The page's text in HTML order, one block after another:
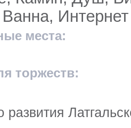
Интернет
места:
торжеств:
развития